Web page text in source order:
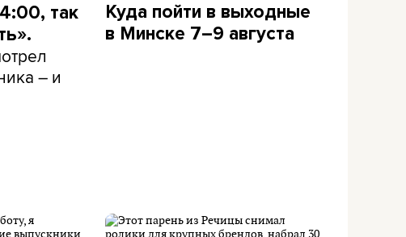
так
– и
Куда пойти в выходные
в Минске 7–9 августа